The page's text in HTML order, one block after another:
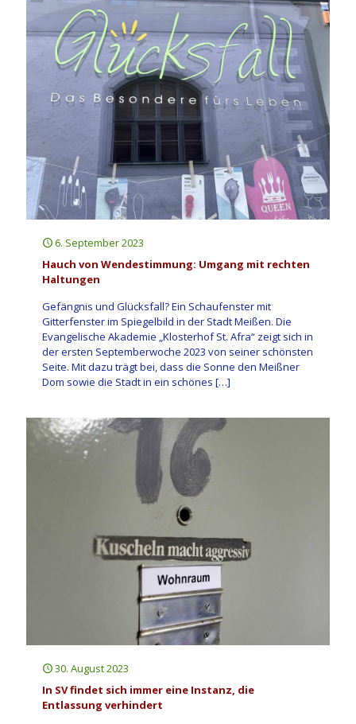
6. September 2023
Hauch von Wendestimmung: Umgang mit rechten
Haltungen
Gefängnis und Glücksfall? Ein Schaufenster mit
Gitterfenster im Spiegelbild in der Stadt Meißen. Die
Evangelische Akademie „Klosterhof St. Afra“ zeigt sich in
der ersten Septemberwoche 2023 von seiner schönsten
Seite. Mit dazu trägt bei, dass die Sonne den Meißner
Dom sowie die Stadt in ein schönes […]
30. August 2023
In SV findet sich immer eine Instanz, die
Entlassung verhindert